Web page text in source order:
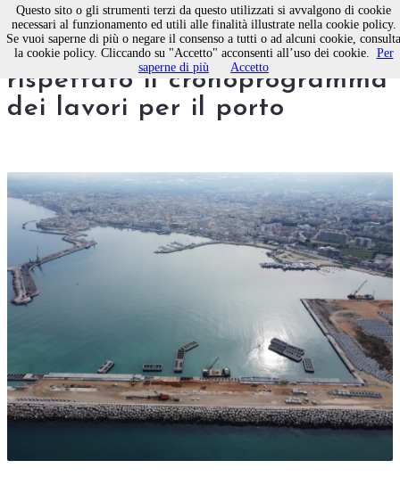
Il sindaco di Molfetta:
rispettato il cronoprogramma
dei lavori per il porto
Questo sito o gli strumenti terzi da questo utilizzati si avvalgono di cookie
necessari al funzionamento ed utili alle finalità illustrate nella cookie policy.
Se vuoi saperne di più o negare il consenso a tutti o ad alcuni cookie, consulta
la cookie policy. Cliccando su "Accetto" acconsenti all’uso dei cookie. Per
saperne di più
Accetto